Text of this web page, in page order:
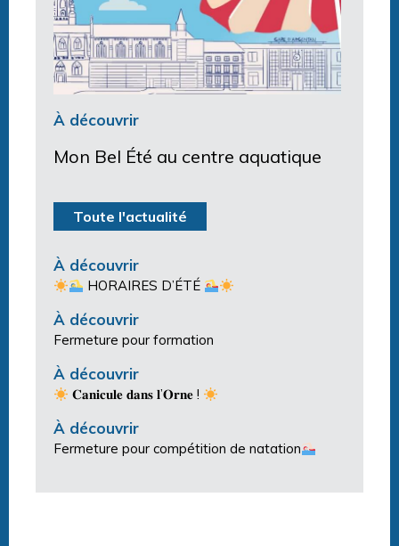
À découvrir
Mon Bel Été au centre aquatique
Toute l'actualité
À découvrir
HORAIRES D’ÉTÉ
À découvrir
Fermeture pour formation
À découvrir
𝐂𝐚𝐧𝐢𝐜𝐮𝐥𝐞 𝐝𝐚𝐧𝐬 𝐥’𝐎𝐫𝐧𝐞 !
À découvrir
Fermeture pour compétition de natation